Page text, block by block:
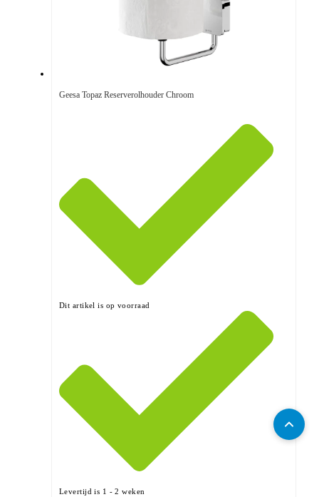
Geesa Topaz Reserverolhouder Chroom
Dit artikel is op voorraad
Levertijd is 1 - 2 weken